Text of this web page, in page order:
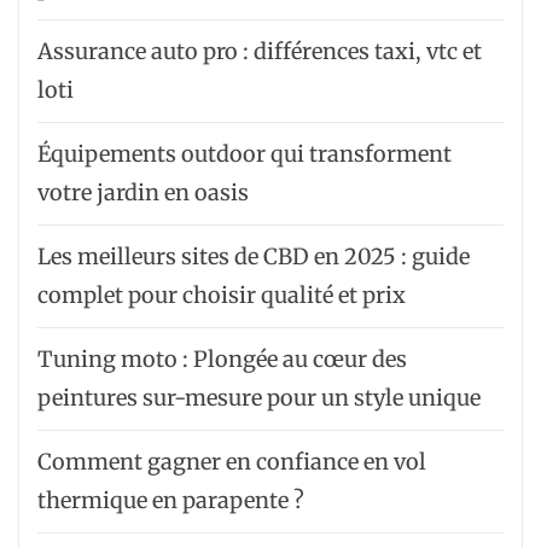
Assurance auto pro : différences taxi, vtc et
loti
Équipements outdoor qui transforment
votre jardin en oasis
Les meilleurs sites de CBD en 2025 : guide
complet pour choisir qualité et prix
Tuning moto : Plongée au cœur des
peintures sur-mesure pour un style unique
Comment gagner en confiance en vol
thermique en parapente ?